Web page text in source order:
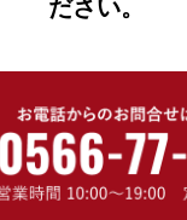
ださい。